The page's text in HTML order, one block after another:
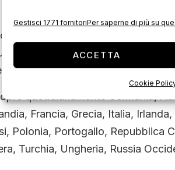
Gestisci 1771 fornitoriPer saperne di più su
ACCETTA
Cookie
17 hub centrali, 212 punti di
Oltre 13.000 veicoli e 20.000
industriale.
quotidianamente Germania,
Francia, Grecia, Italia,
Polonia, Portogallo, Repubblica
Turchia, Ungheria, Russia